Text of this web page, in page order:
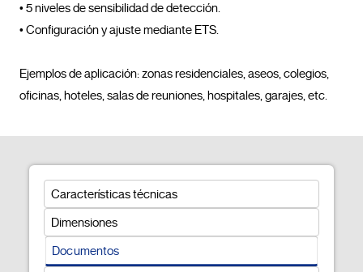
• 5 niveles de sensibilidad de detección.
• Configuración y ajuste mediante ETS.
Ejemplos de aplicación: zonas residenciales, aseos, colegios,
Características técnicas
Dimensiones
Documentos